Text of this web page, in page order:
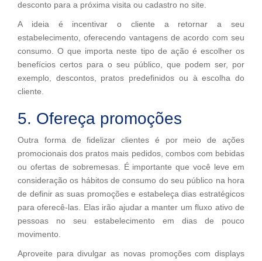
desconto para a próxima visita ou cadastro no site.
A ideia é incentivar o cliente a retornar a seu
estabelecimento, oferecendo vantagens de acordo com seu
consumo. O que importa neste tipo de ação é escolher os
benefícios certos para o seu público, que podem ser, por
exemplo, descontos, pratos predefinidos ou à escolha do
cliente.
5. Ofereça promoções
Outra forma de fidelizar clientes é por meio de ações
promocionais dos pratos mais pedidos, combos com bebidas
ou ofertas de sobremesas. É importante que você leve em
consideração os hábitos de consumo do seu público na hora
de definir as suas promoções e estabeleça dias estratégicos
para oferecê-las. Elas irão ajudar a manter um fluxo ativo de
pessoas no seu estabelecimento em dias de pouco
movimento.
Aproveite para divulgar as novas promoções com displays